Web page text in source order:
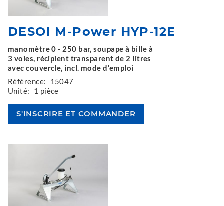
DESOI M-Power HYP-12E
manomètre 0 - 250 bar, soupape à bille à
3 voies, récipient transparent de 2 litres
avec couvercle, incl. mode d'emploi
Référence:
15047
Unité:
1 pièce